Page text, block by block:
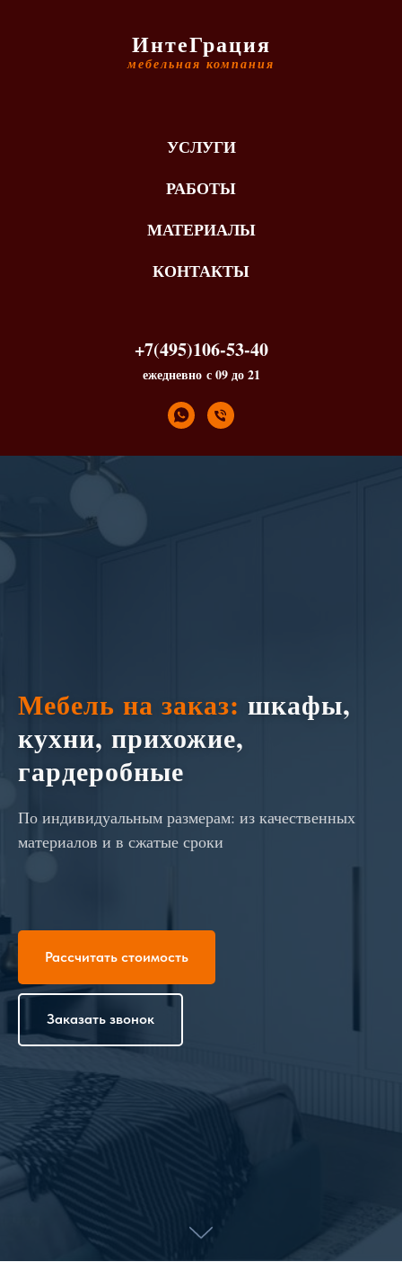
ИнтеГрация
мебельная компания
УСЛУГИ
РАБОТЫ
МАТЕРИАЛЫ
КОНТАКТЫ
+7(495)106-53-40
ежедневно с 09 до 21
Мебель на заказ: шкафы,
кухни, прихожие,
гардеробные
По индивидуальным размерам: из качественных
материалов и в сжатые сроки
Рассчитать стоимость
Заказать звонок